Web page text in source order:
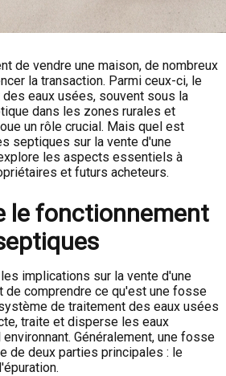
de vendre une maison, de nombreux
la transaction. Parmi ceux-ci, le
eaux usées, souvent sous la
dans les zones rurales et
un rôle crucial. Mais quel est
septiques sur la vente d'une
les aspects essentiels à
et futurs acheteurs.
le fonctionnement
implications sur la vente d'une
de comprendre ce qu'est une fosse
de traitement des eaux usées
traite et disperse les eaux
Généralement, une fosse
de deux parties principales : le